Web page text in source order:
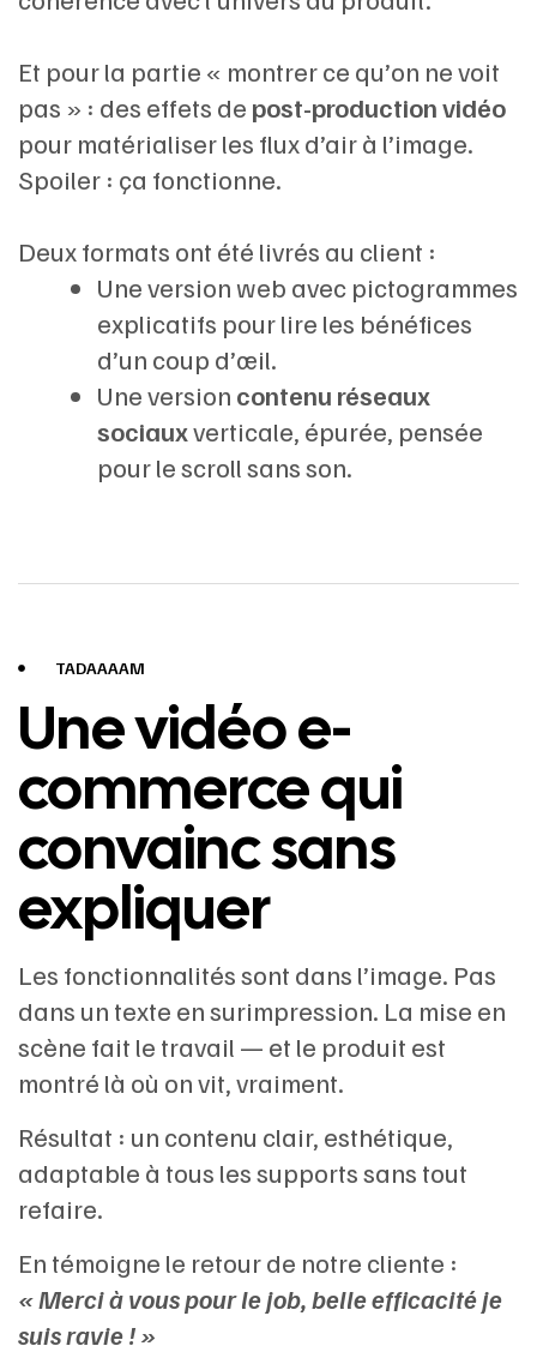
Et pour la partie « montrer ce qu’on ne voit
pas » : des effets de post-production vidéo
pour matérialiser les flux d’air à l’image.
Spoiler : ça fonctionne.
Deux formats ont été livrés au client :
Une version web avec pictogrammes
explicatifs pour lire les bénéfices
d’un coup d’œil.
Une version contenu réseaux
sociauxverticale, épurée, pensée
pour le scroll sans son.
TADAAAAM
Une vidéo e-
commerce qui
convainc sans
expliquer
Les fonctionnalités sont dans l’image. Pas
dans un texte en surimpression. La mise en
scène fait le travail — et le produit est
montré là où on vit, vraiment.
Résultat : un contenu clair, esthétique,
adaptable à tous les supports sans tout
refaire.
En témoigne le retour de notre cliente :
« Merci à vous pour le job, belle efficacité je
suis ravie ! »